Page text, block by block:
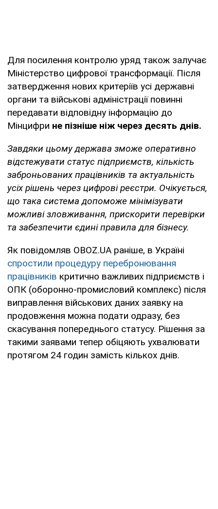
Для посилення контролю уряд також залучає
Міністерство цифрової трансформації. Після
затвердження нових критеріїв усі державні
органи та військові адміністрації повинні
передавати відповідну інформацію до
Мінцифри не пізніше ніж через десять днів.
Завдяки цьому держава зможе оперативно
відстежувати статус підприємств, кількість
заброньованих працівників та актуальність
усіх рішень через цифрові реєстри. Очікується,
що така система допоможе мінімізувати
можливі зловживання, прискорити перевірки
та забезпечити єдині правила для бізнесу.
Як повідомляв OBOZ.UA раніше, в Україні
спростили процедуру перебронювання
працівників критично важливих підприємств і
ОПК (оборонно-промисловий комплекс) після
виправлення військових даних заявку на
продовження можна подати одразу, без
скасування попереднього статусу. Рішення за
такими заявами тепер обіцяють ухвалювати
протягом 24 годин замість кількох днів.